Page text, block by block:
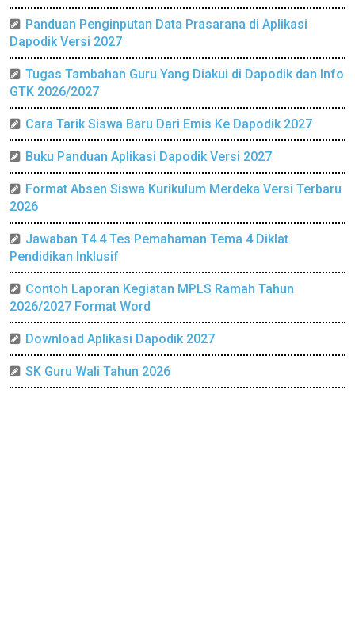
Panduan Penginputan Data Prasarana di Aplikasi
Dapodik Versi 2027
Tugas Tambahan Guru Yang Diakui di Dapodik dan Info
GTK 2026/2027
Cara Tarik Siswa Baru Dari Emis Ke Dapodik 2027
Buku Panduan Aplikasi Dapodik Versi 2027
Format Absen Siswa Kurikulum Merdeka Versi Terbaru
2026
Jawaban T4.4 Tes Pemahaman Tema 4 Diklat
Pendidikan Inklusif
Contoh Laporan Kegiatan MPLS Ramah Tahun
2026/2027 Format Word
Download Aplikasi Dapodik 2027
SK Guru Wali Tahun 2026